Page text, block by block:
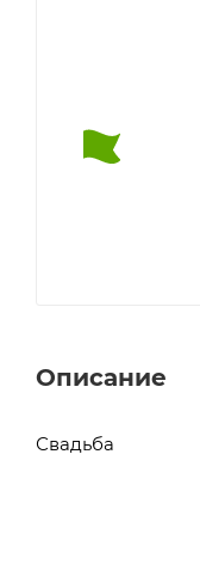
Описание
Свадьба